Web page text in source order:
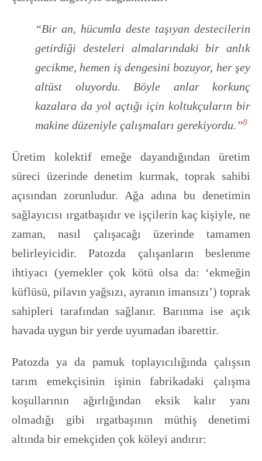
“Bir an, hücumla deste taşıyan destecilerin
getirdiği desteleri almalarındaki bir anlık
gecikme, hemen iş dengesini bozuyor, her şey
altüst oluyordu. Böyle anlar korkunç
kazalara da yol açtığı için koltukçuların bir
makine düzeniyle çalışmaları gerekiyordu.”8
Üretim kolektif emeğe dayandığından üretim
süreci üzerinde denetim kurmak, toprak sahibi
açısından zorunludur. Ağa adına bu denetimin
sağlayıcısı ırgatbaşıdır ve işçilerin kaç kişiyle, ne
zaman, nasıl çalışacağı üzerinde tamamen
belirleyicidir. Patozda çalışanların beslenme
ihtiyacı (yemekler çok kötü olsa da: ‘ekmeğin
küflüsü, pilavın yağsızı, ayranın imansızı’) toprak
sahipleri tarafından sağlanır. Barınma ise açık
havada uygun bir yerde uyumadan ibarettir.
Patozda ya da pamuk toplayıcılığında çalışsın
tarım emekçisinin işinin fabrikadaki çalışma
koşullarının ağırlığından eksik kalır yanı
olmadığı gibi ırgatbaşının müthiş denetimi
altında bir emekçiden çok köleyi andırır: